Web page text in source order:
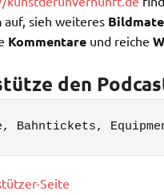
auf, sieh weiteres
Kommentareund reiche
den
Seite